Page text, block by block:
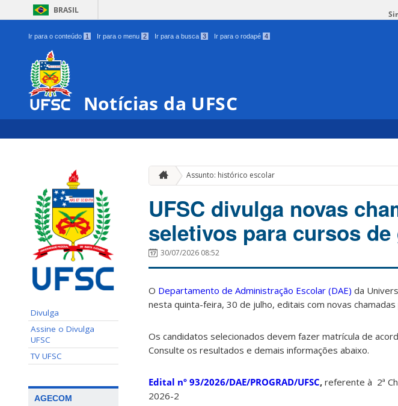
BRASIL
Ir para o conteúdo 1 Ir para o menu 2 Ir para a busca 3 Ir para o rodapé 4
Notícias da UFSC
Divulga
Assine o Divulga
UFSC
TV UFSC
AGECOM
Assunto: histórico escolar
UFSC divulga novas
seletivos para cursos de
30/07/2026 08:52
O Departamento de Administração Escolar (DAE) da
nesta quinta-feira, 30 de julho, editais com novas
Os candidatos selecionados devem fazer matrícula de
Consulte os resultados e demais informações abaixo.
Edital nº 93/2026/DAE/PROGRAD/UFSC, referente à 2ª
2026-2